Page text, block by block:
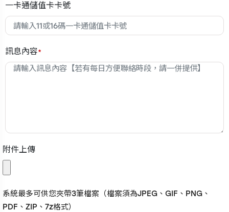
一卡通儲值卡卡號
訊息內容*
附件上傳
系統最多可供您夾帶3筆檔案（檔案須為JPEG、GIF、PNG、
PDF、ZIP、7z格式）